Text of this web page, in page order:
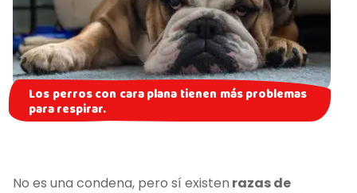
Los perros con cara plana tienen más problemas
para respirar.
No es una condena, pero sí existen razas de